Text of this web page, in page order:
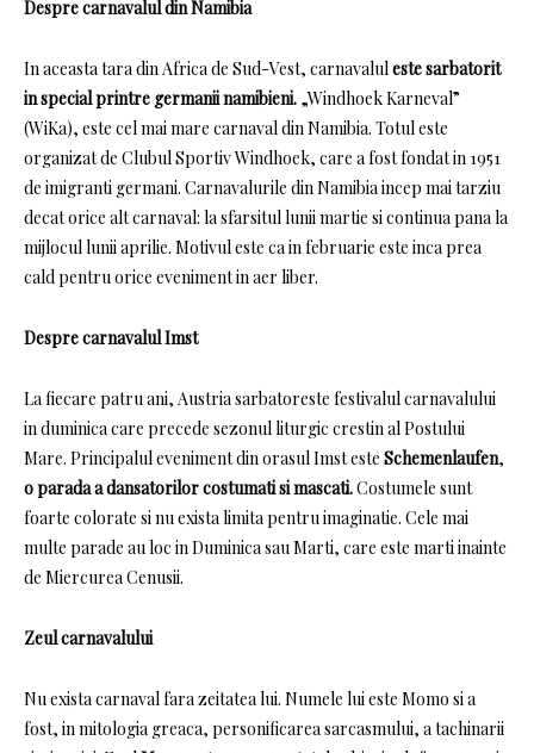
Despre carnavalul din Namibia
In aceasta tara din Africa de Sud-Vest, carnavaluleste sarbatorit
in special printre germanii namibieni. „Windhoek Karneval”
(WiKa), este cel mai mare carnaval din Namibia. Totul este
organizat de Clubul Sportiv Windhoek, care a fost fondat in 1951
de imigranti germani. Carnavalurile din Namibia incep mai tarziu
decat orice alt carnaval: la sfarsitul lunii martie si continua pana la
mijlocul lunii aprilie. Motivul este ca in februarie este inca prea
cald pentru orice eveniment in aer liber.
Despre carnavalul Imst
La fiecare patru ani, Austria sarbatoreste festivalul carnavalului
in duminica care precede sezonul liturgic crestin al Postului
Mare. Principalul eveniment din orasul Imst este Schemenlaufen,
o parada a dansatorilor costumati si mascati.Costumele sunt
foarte colorate si nu exista limita pentru imaginatie. Cele mai
multe parade au loc in Duminica sau Marti, care este marti inainte
de Miercurea Cenusii.
Zeul carnavalului
Nu exista carnaval fara zeitatea lui. Numele lui este Momo si a
fost, in mitologia greaca, personificarea sarcasmului, a tachinarii